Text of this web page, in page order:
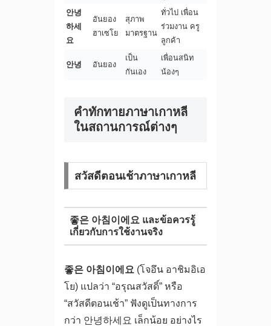
안녕
하세
요
อันยอง
ฮาเซโย
สุภาพ
มาตรฐาน
ทั่วไป เพื่อน
ร่วมงาน ครู
ลูกค้า
안녕 อันยอง
เป็น
กันเอง
เพื่อนสนิท
น้องๆ
คำทักทายภาษาเกาหลี
ในสถานการณ์ต่างๆ
สวัสดีตอนเช้าภาษาเกาหลี
좋은 아침이에요 และข้อควรรู้
เกี่ยวกับการใช้งานจริง
좋은 아침이에요 (โจอึน อาชิมอิเอ
โย) แปลว่า “อรุณสวัสดิ์” หรือ
“สวัสดีตอนเช้า” ฟังดูเป็นทางการ
กว่า 안녕하세요 เล็กน้อย อย่างไร